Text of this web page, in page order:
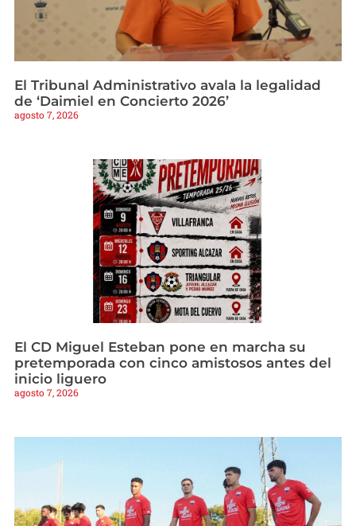
El Tribunal Administrativo avala la legalidad
de ‘Daimiel en Concierto 2026’
agosto 7, 2026
El CD Miguel Esteban pone en marcha su
pretemporada con cinco amistosos antes del
inicio liguero
agosto 7, 2026